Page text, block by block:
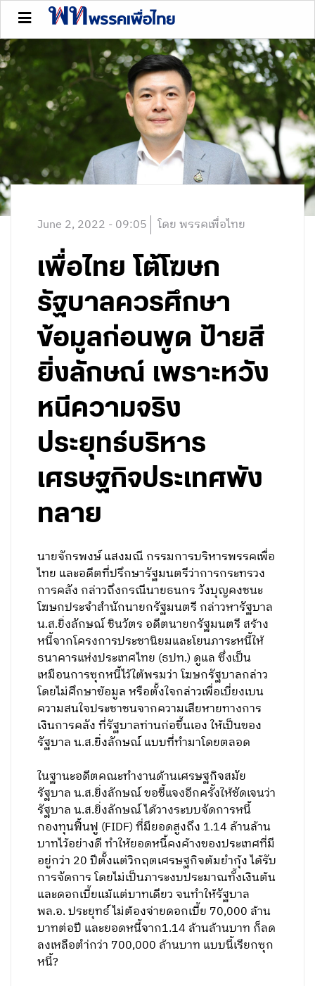
June 2, 2022 - 09:05 โดย พรรคเพื่อไทย
เพื่อไทย โต้โฆษก
รัฐบาลควรศึกษา
ข้อมูลก่อนพูด ป้ายสี
ยิ่งลักษณ์ เพราะหวัง
หนีความจริง
ประยุทธ์บริหาร
เศรษฐกิจประเทศพัง
ทลาย
นายจักรพงษ์ แสงมณี กรรมการบริหารพรรคเพื่อ
ไทย และอดีตที่ปรึกษารัฐมนตรีว่าการกระทรวง
การคลัง กล่าวถึงกรณีนายธนกร วังบุญคงชนะ
โฆษกประจำสำนักนายกรัฐมนตรี กล่าวหารัฐบาล
น.ส.ยิ่งลักษณ์ ชินวัตร อดีตนายกรัฐมนตรี สร้าง
หนี้จากโครงการประชานิยมและโยนภาระหนี้ให้
ธนาคารแห่งประเทศไทย (ธปท.) ดูแล ซึ่งเป็น
เหมือนการซุกหนี้ไว้ใต้พรมว่า โฆษกรัฐบาลกล่าว
โดยไม่ศึกษาข้อมูล หรือตั้งใจกล่าวเพื่อเบี่ยงเบน
ความสนใจประชาชนจากความเสียหายทางการ
เงินการคลัง ที่รัฐบาลท่านก่อขึ้นเอง ให้เป็นของ
รัฐบาล น.ส.ยิ่งลักษณ์ แบบที่ทำมาโดยตลอด
ในฐานะอดีตคณะทำงานด้านเศรษฐกิจสมัย
รัฐบาล น.ส.ยิ่งลักษณ์ ขอชี้แจงอีกครั้งให้ชัดเจนว่า
รัฐบาล น.ส.ยิ่งลักษณ์ ได้วางระบบจัดการหนี้
กองทุนฟื้นฟู (FIDF) ที่มียอดสูงถึง 1.14 ล้านล้าน
บาทไว้อย่างดี ทำให้ยอดหนี้คงค้างของประเทศที่มี
อยู่กว่า 20 ปีตั้งแต่วิกฤตเศรษฐกิจต้มยำกุ้ง ได้รับ
การจัดการ โดยไม่เป็นภาระงบประมาณทั้งเงินต้น
และดอกเบี้ยแม้แต่บาทเดียว จนทำให้รัฐบาล
พล.อ. ประยุทธ์ ไม่ต้องจ่ายดอกเบี้ย 70,000 ล้าน
บาทต่อปี และยอดหนี้จาก1.14 ล้านล้านบาท ก็ลด
ลงเหลือตำ่กว่า 700,000 ล้านบาท แบบนี้เรียกซุก
หนี้?